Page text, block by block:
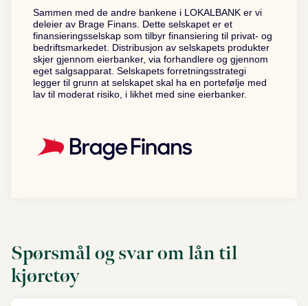
Sammen med de andre bankene i LOKALBANK er vi
deleier av Brage Finans. Dette selskapet er et
finansieringsselskap som tilbyr finansiering til privat- og
bedriftsmarkedet. Distribusjon av selskapets produkter
skjer gjennom eierbanker, via forhandlere og gjennom
eget salgsapparat. Selskapets forretningsstrategi
legger til grunn at selskapet skal ha en portefølje med
lav til moderat risiko, i likhet med sine eierbanker.
Spørsmål og svar om lån til
kjøretøy